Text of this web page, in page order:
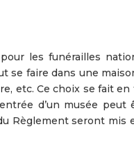
les funérailles
se faire dans une
etc. Ce choix se fait
d’un musée
Règlement seront mis